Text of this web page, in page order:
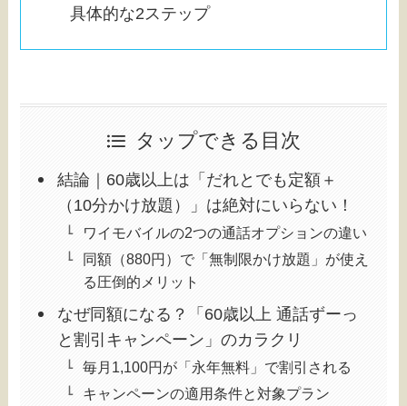
具体的な2ステップ
タップできる目次
結論｜60歳以上は「だれとでも定額＋
（10分かけ放題）」は絶対にいらない！
ワイモバイルの2つの通話オプションの違い
同額（880円）で「無制限かけ放題」が使え
る圧倒的メリット
なぜ同額になる？「60歳以上 通話ずーっ
と割引キャンペーン」のカラクリ
毎月1,100円が「永年無料」で割引される
キャンペーンの適用条件と対象プラン